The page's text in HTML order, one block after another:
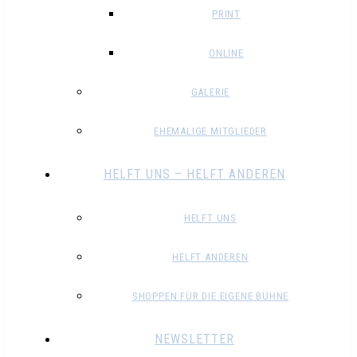
PRINT
ONLINE
GALERIE
EHEMALIGE MITGLIEDER
HELFT UNS – HELFT ANDEREN
HELFT UNS
HELFT ANDEREN
SHOPPEN FÜR DIE EIGENE BÜHNE
NEWSLETTER